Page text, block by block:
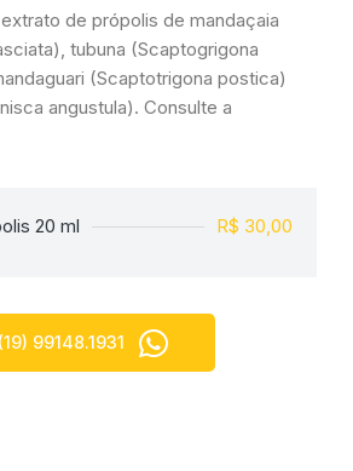
de própolis de mandaçaia
tubuna (Scaptogrigona
(Scaptotrigona postica)
angustula). Consulte a
20 ml R$ 30,00
(19) 99148.1931